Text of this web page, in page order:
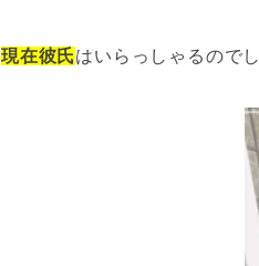
現在彼氏はいらっしゃるので